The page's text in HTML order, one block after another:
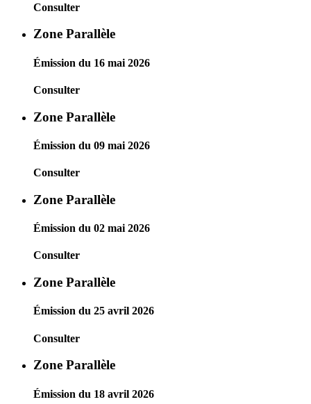
Consulter
Zone Parallèle
Émission du 16 mai 2026
Consulter
Zone Parallèle
Émission du 09 mai 2026
Consulter
Zone Parallèle
Émission du 02 mai 2026
Consulter
Zone Parallèle
Émission du 25 avril 2026
Consulter
Zone Parallèle
Émission du 18 avril 2026